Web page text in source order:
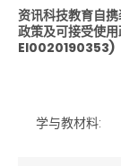
资讯科技教育自
政策及可接受使
EI0020190353)
学与教材料: